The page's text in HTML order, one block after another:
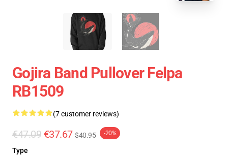
Gojira Band Pullover Felpa
RB1509
(7 customer reviews)
€47.09 €37.67 $40.95 -20%
Type